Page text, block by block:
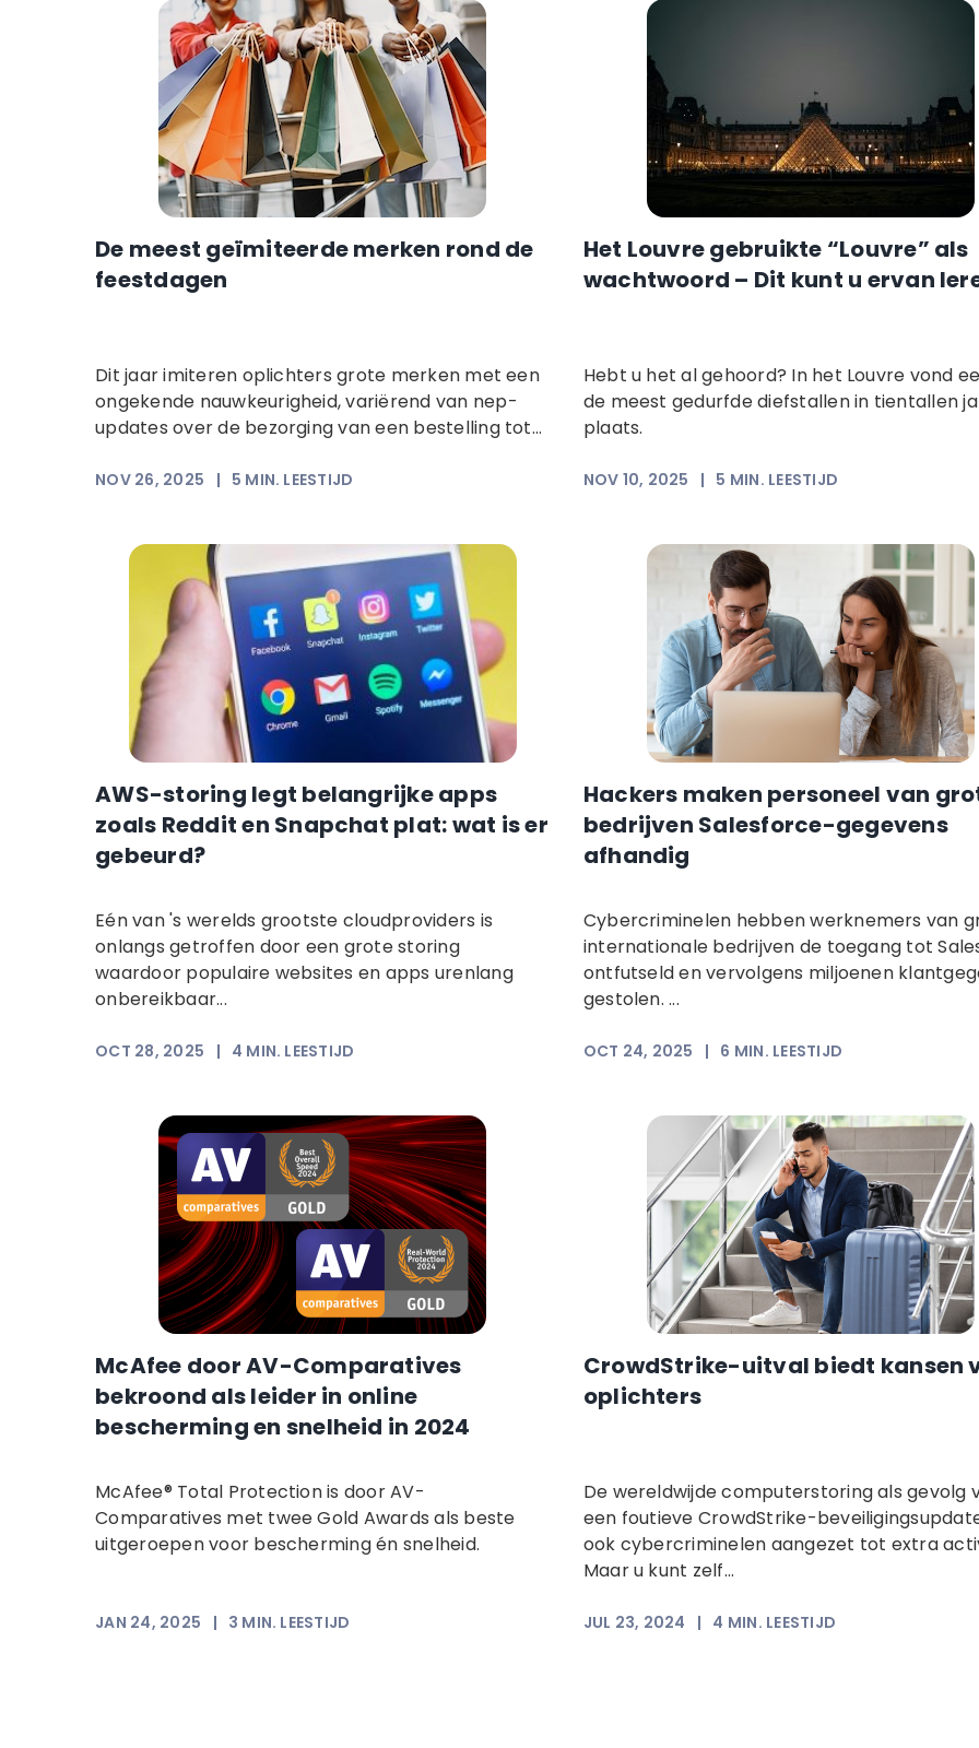
De meest geïmiteerde merken rond de
feestdagen
Dit jaar imiteren oplichters grote merken met een
ongekende nauwkeurigheid, variërend van nep-
updates over de bezorging van een bestelling tot...
NOV 26, 2025 | 5 MIN. LEESTIJD
Het Louvre gebruikte “Louvre” als
wachtwoord – Dit kunt u ervan
Hebt u het al gehoord? In het Louvre vond
de meest gedurfde diefstallen in tientallen
plaats.
NOV 10, 2025 | 5 MIN. LEESTIJD
AWS-storing legt belangrijke apps
zoals Reddit en Snapchat plat: wat is er
gebeurd?
Eén van 's werelds grootste cloudproviders is
onlangs getroffen door een grote storing
waardoor populaire websites en apps urenlang
onbereikbaar...
OCT 28, 2025 | 4 MIN. LEESTIJD
Hackers maken personeel van
bedrijven Salesforce-gegevens
afhandig
Cybercriminelen hebben werknemers van
internationale bedrijven de toegang tot
ontfutseld en vervolgens miljoenen
gestolen. ...
OCT 24, 2025 | 6 MIN. LEESTIJD
McAfee door AV-Comparatives
bekroond als leider in online
bescherming en snelheid in 2024
McAfee® Total Protection is door AV-
Comparatives met twee Gold Awards als beste
uitgeroepen voor bescherming én snelheid.
JAN 24, 2025 | 3 MIN. LEESTIJD
CrowdStrike-uitval biedt kansen
oplichters
De wereldwijde computerstoring als gevolg
een foutieve CrowdStrike-
ook cybercriminelen aangezet tot extra
Maar u kunt zelf...
JUL 23, 2024 | 4 MIN. LEESTIJD